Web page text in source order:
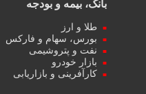
بانک، بیمه و بودجه
طلا و ارز
بورس، سهام و فارکس
نفت و پتروشیمی
بازار خودرو
کارآفرینی و بازاریابی